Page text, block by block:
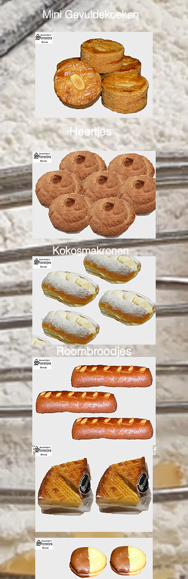
Mini Gevuldekoeken
Heertjes
Kokosmakronen
Roombroodjes
RB Amandel Speculaasstaaf